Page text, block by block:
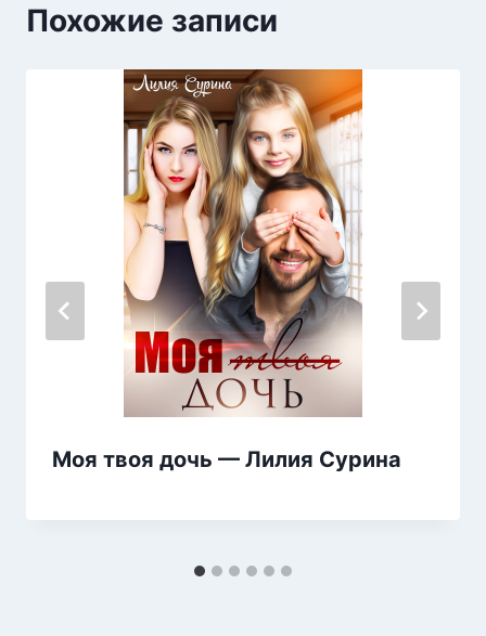
Похожие записи
Моя твоя дочь — Лилия Сурина